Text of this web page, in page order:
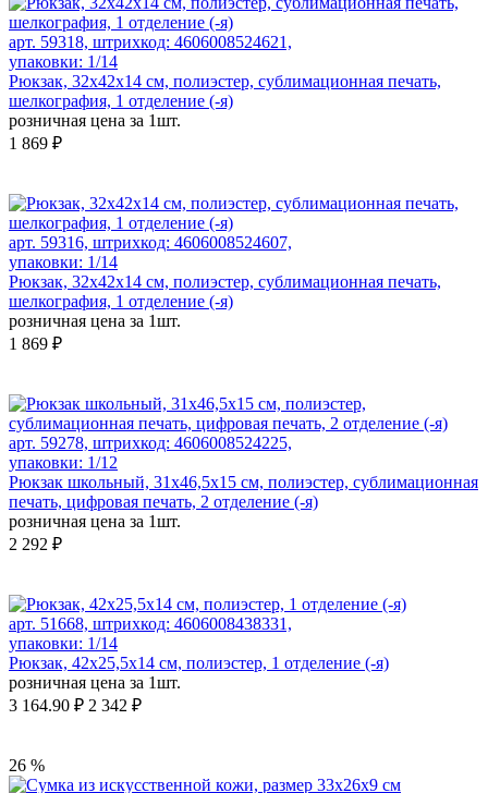
арт. 59318, штрихкод: 4606008524621,
упаковки: 1/14
Рюкзак, 32x42x14 см, полиэстер, сублимационная печать,
шелкография, 1 отделение (-я)
розничная цена за 1шт.
1 869 ₽
арт. 59316, штрихкод: 4606008524607,
упаковки: 1/14
Рюкзак, 32x42x14 см, полиэстер, сублимационная печать,
шелкография, 1 отделение (-я)
розничная цена за 1шт.
1 869 ₽
арт. 59278, штрихкод: 4606008524225,
упаковки: 1/12
Рюкзак школьный, 31х46,5х15 см, полиэстер, сублимационная
печать, цифровая печать, 2 отделение (-я)
розничная цена за 1шт.
2 292 ₽
арт. 51668, штрихкод: 4606008438331,
упаковки: 1/14
Рюкзак, 42х25,5х14 см, полиэстер, 1 отделение (-я)
розничная цена за 1шт.
3 164.90 ₽ 2 342 ₽
26 %